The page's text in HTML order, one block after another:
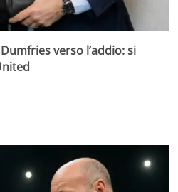
verso l’addio: si